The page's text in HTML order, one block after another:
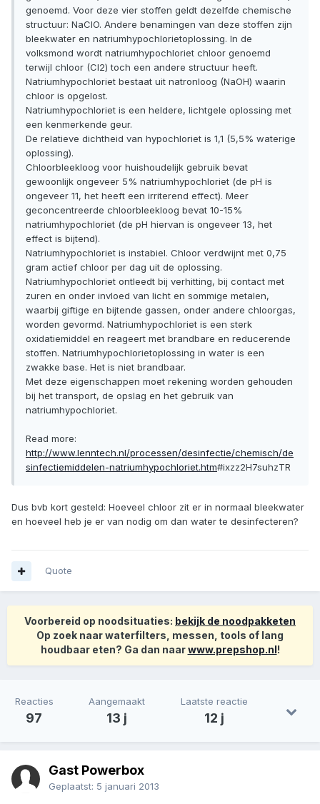
genoemd. Voor deze vier stoffen geldt dezelfde chemische
structuur: NaClO. Andere benamingen van deze stoffen zijn
bleekwater en natriumhypochlorietoplossing. In de
volksmond wordt natriumhypochloriet chloor genoemd
terwijl chloor (Cl2) toch een andere structuur heeft.
Natriumhypochloriet bestaat uit natronloog (NaOH) waarin
chloor is opgelost.
Natriumhypochloriet is een heldere, lichtgele oplossing met
een kenmerkende geur.
De relatieve dichtheid van hypochloriet is 1,1 (5,5% waterige
oplossing).
Chloorbleekloog voor huishoudelijk gebruik bevat
gewoonlijk ongeveer 5% natriumhypochloriet (de pH is
ongeveer 11, het heeft een irriterend effect). Meer
geconcentreerde chloorbleekloog bevat 10-15%
natriumhypochloriet (de pH hiervan is ongeveer 13, het
effect is bijtend).
Natriumhypochloriet is instabiel. Chloor verdwijnt met 0,75
gram actief chloor per dag uit de oplossing.
Natriumhypochloriet ontleedt bij verhitting, bij contact met
zuren en onder invloed van licht en sommige metalen,
waarbij giftige en bijtende gassen, onder andere chloorgas,
worden gevormd. Natriumhypochloriet is een sterk
oxidatiemiddel en reageert met brandbare en reducerende
stoffen. Natriumhypochlorietoplossing in water is een
zwakke base. Het is niet brandbaar.
Met deze eigenschappen moet rekening worden gehouden
bij het transport, de opslag en het gebruik van
natriumhypochloriet.
Read more:
http://www.lenntech.nl/processen/desinfectie/chemisch/de
sinfectiemiddelen-natriumhypochloriet.htm#ixzz2H7suhzTR
Dus bvb kort gesteld: Hoeveel chloor zit er in normaal bleekwater
en hoeveel heb je er van nodig om dan water te desinfecteren?
Quote
Voorbereid op noodsituaties: bekijk de noodpakketen
Op zoek naar waterfilters, messen, tools of lang
houdbaar eten? Ga dan naarwww.prepshop.nl!
Reacties
97
Aangemaakt
13 j
Laatste reactie
12 j
Gast Powerbox
Geplaatst: 5 januari 2013